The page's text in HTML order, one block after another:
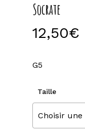
Socrate
12,50€
G5
Taille
Choisir une